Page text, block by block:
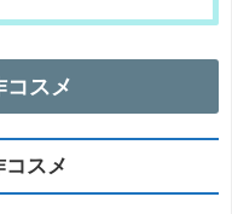
スメ
コスメ